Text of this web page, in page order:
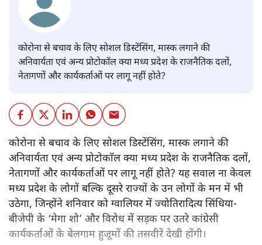
कोरोना से बचाव के लिए सोशल डिस्टेंसिंग, मास्क लगाने की
अनिवार्यता एवं अन्य प्रोटोकाॅल क्या मध्य प्रदेश के राजनैतिक दलों,
नेतागणों और कार्यकर्ताओं पर लागू नहीं होते?
कोरोना से बचाव के लिए सोशल डिस्टेंसिंग, मास्क लगाने की
अनिवार्यता एवं अन्य प्रोटोकाॅल क्या मध्य प्रदेश के राजनैतिक दलों,
नेतागणों और कार्यकर्ताओं पर लागू नहीं होते? यह सवाल ना केवल
मध्य प्रदेश के लोगों बल्कि दूसरे राज्यों के उन लोगों के मन में भी
उठेगा, जिन्होंने शनिवार को ग्वालियर में ज्योतिरादित्य सिंधिया-
बीजेपी के ‘मेगा शो’ और विरोध में सड़क पर उतरे कांग्रेसी
कार्यकर्ताओं के बेलगाम हुजूमों की तसवीरें देखी होंगी।